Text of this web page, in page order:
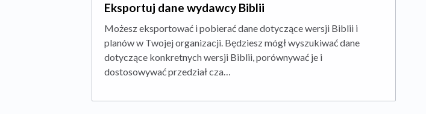
Eksportuj dane wydawcy Biblii
Możesz eksportować i pobierać dane dotyczące wersji Biblii i
planów w Twojej organizacji. Będziesz mógł wyszukiwać dane
dotyczące konkretnych wersji Biblii, porównywać je i
dostosowywać przedział cza…